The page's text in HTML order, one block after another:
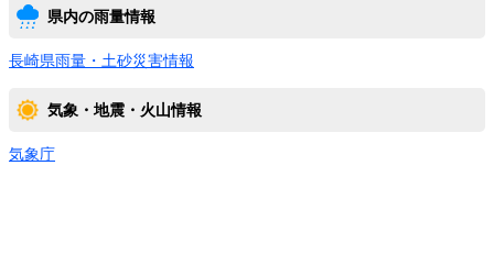
県内の雨量情報
長崎県雨量・土砂災害情報
気象・地震・火山情報
気象庁